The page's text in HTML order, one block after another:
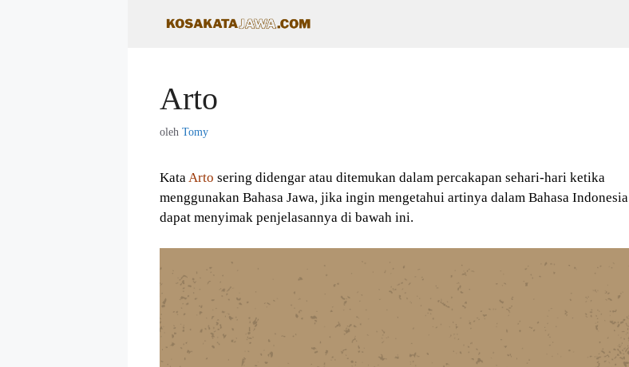
Arto
oleh Tomy
KataArto sering didengar atau ditemukan dalam percakapan sehari-hari ketika
menggunakan Bahasa Jawa, jika ingin mengetahui artinya dalam Bahasa Indonesia
dapat menyimak penjelasannya di bawah ini.